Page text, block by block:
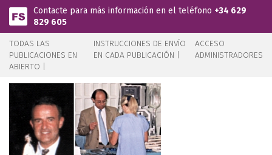
Pasar al contenido principal
Contacte para más información en el teléfono +34 629
829 605
TODAS LAS
PUBLICACIONES EN
ABIERTO |
INSTRUCCIONES DE ENVÍO
EN CADA PUBLICACIÓN |
ACCESO
ADMINISTRADORES